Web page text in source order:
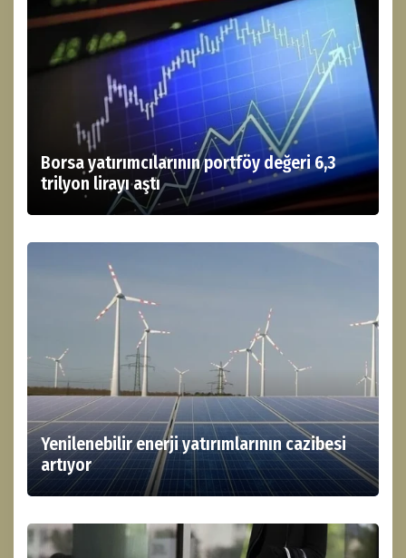
Borsa yatırımcılarının portföy değeri 6,3
trilyon lirayı aştı
Yenilenebilir enerji yatırımlarının cazibesi
artıyor